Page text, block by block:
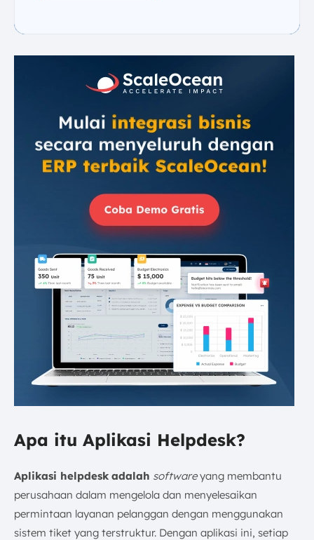
Apa itu Aplikasi Helpdesk?
Aplikasi helpdesk adalah softwareyang membantu
perusahaan dalam mengelola dan menyelesaikan
permintaan layanan pelanggan dengan menggunakan
sistem tiket yang terstruktur. Dengan aplikasi ini, setiap